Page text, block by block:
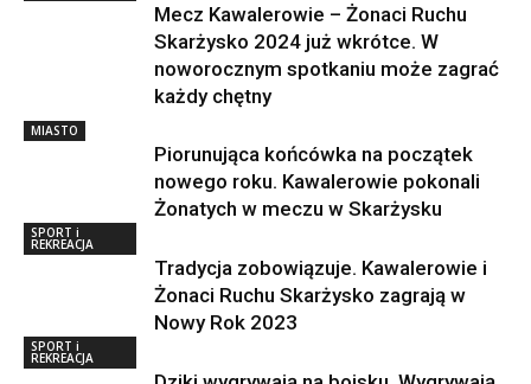
Mecz Kawalerowie – Żonaci Ruchu
Skarżysko 2024 już wkrótce. W
noworocznym spotkaniu może zagrać
każdy chętny
MIASTO
Piorunująca końcówka na początek
nowego roku. Kawalerowie pokonali
Żonatych w meczu w Skarżysku
SPORT i
REKREACJA
Tradycja zobowiązuje. Kawalerowie i
Żonaci Ruchu Skarżysko zagrają w
Nowy Rok 2023
SPORT i
REKREACJA